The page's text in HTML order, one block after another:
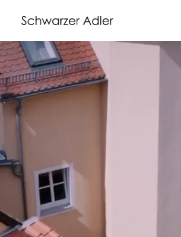
09325 / 232
info@schwarzer-adler-